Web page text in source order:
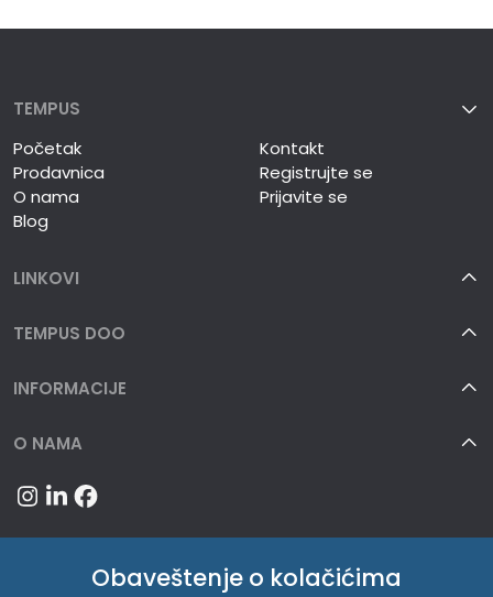
TEMPUS
Početak
Prodavnica
O nama
Blog
Kontakt
Registrujte se
Prijavite se
LINKOVI
TEMPUS DOO
INFORMACIJE
O NAMA
Obaveštenje o kolačićima